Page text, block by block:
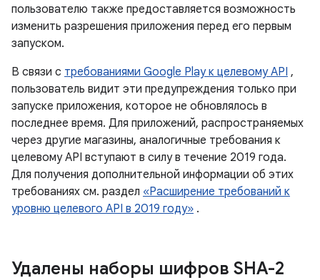
пользователю также предоставляется возможность
изменить разрешения приложения перед его первым
запуском.
В связи с требованиями Google Play к целевому API ,
пользователь видит эти предупреждения только при
запуске приложения, которое не обновлялось в
последнее время. Для приложений, распространяемых
через другие магазины, аналогичные требования к
целевому API вступают в силу в течение 2019 года.
Для получения дополнительной информации об этих
требованиях см. раздел «Расширение требований к
уровню целевого API в 2019 году» .
Удалены наборы шифров SHA-2